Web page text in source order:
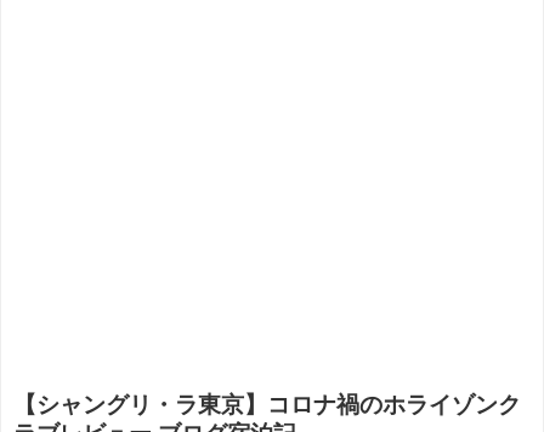
【シャングリ・ラ東京】コロナ禍のホライゾンク